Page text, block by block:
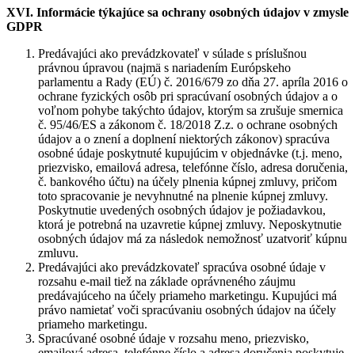
XVI. Informácie týkajúce sa ochrany osobných údajov v zmysle
GDPR
Predávajúci ako prevádzkovateľ v súlade s príslušnou
právnou úpravou (najmä s nariadením Európskeho
parlamentu a Rady (EÚ) č. 2016/679 zo dňa 27. apríla 2016 o
ochrane fyzických osôb pri spracúvaní osobných údajov a o
voľnom pohybe takýchto údajov, ktorým sa zrušuje smernica
č. 95/46/ES a zákonom č. 18/2018 Z.z. o ochrane osobných
údajov a o znení a doplnení niektorých zákonov) spracúva
osobné údaje poskytnuté kupujúcim v objednávke (t.j. meno,
priezvisko, emailová adresa, telefónne číslo, adresa doručenia,
č. bankového účtu) na účely plnenia kúpnej zmluvy, pričom
toto spracovanie je nevyhnutné na plnenie kúpnej zmluvy.
Poskytnutie uvedených osobných údajov je požiadavkou,
ktorá je potrebná na uzavretie kúpnej zmluvy. Neposkytnutie
osobných údajov má za následok nemožnosť uzatvoriť kúpnu
zmluvu.
Predávajúci ako prevádzkovateľ spracúva osobné údaje v
rozsahu e-mail tiež na základe oprávneného záujmu
predávajúceho na účely priameho marketingu. Kupujúci má
právo namietať voči spracúvaniu osobných údajov na účely
priameho marketingu.
Spracúvané osobné údaje v rozsahu meno, priezvisko,